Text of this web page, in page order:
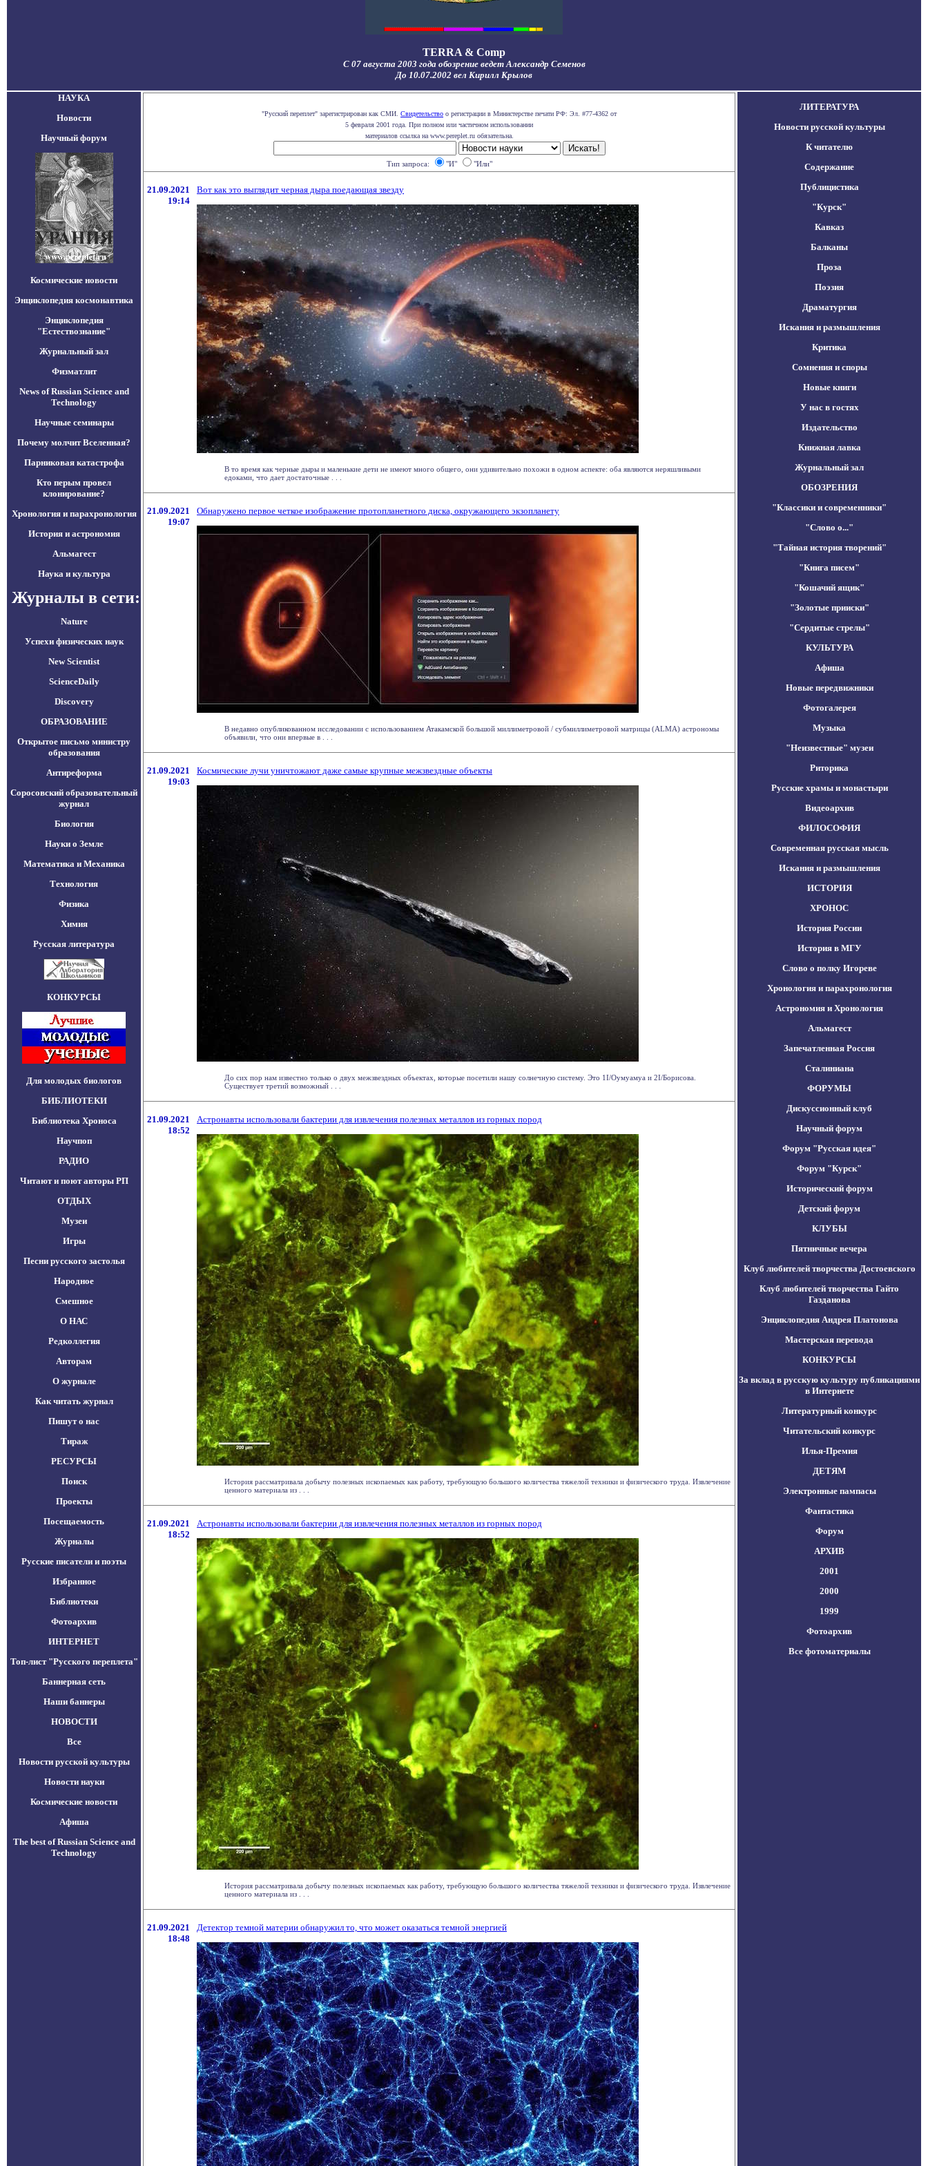
TERRA & Comp
С 07 августа 2003 года обозрение ведет Александр Семенов
До 10.07.2002 вел Кирилл Крылов
НАУКА
Новости
Научный форум
Космические новости
Энциклопедия космонавтика
Энциклопедия
"Естествознание"
Журнальный зал
Физматлит
News of Russian Science and
Technology
Научные семинары
Почему молчит Вселенная?
Парниковая катастрофа
Кто перым провел
клонирование?
Хронология и парахронология
История и астрономия
Альмагест
Наука и культура
Журналы в сети:
Nature
Успехи физических наук
New Scientist
ScienceDaily
Discovery
ОБРАЗОВАНИЕ
Открытое письмо министру
образования
Антиреформа
Соросовский образовательный
журнал
Биология
Науки о Земле
Математика и Механика
Технология
Физика
Химия
Русская литература
КОНКУРСЫ
Для молодых биологов
БИБЛИОТЕКИ
Библиотека Хроноса
Научпоп
РАДИО
Читают и поют авторы РП
ОТДЫХ
Музеи
Игры
Песни русского застолья
Народное
Смешное
О НАС
Редколлегия
Авторам
О журнале
Как читать журнал
Пишут о нас
Тираж
РЕСУРСЫ
Поиск
Проекты
Посещаемость
Журналы
Русские писатели и поэты
Избранное
Библиотеки
Фотоархив
ИНТЕРНЕТ
Топ-лист "Русского переплета"
Баннерная сеть
Наши баннеры
НОВОСТИ
Все
Новости русской культуры
Новости науки
Космические новости
Афиша
The best of Russian Science and
Technology
"Русский переплет" зарегистрирован как СМИ. Свидетельство о регистрации в Министерстве печати РФ: Эл. #77-4362 от
5 февраля 2001 года. При полном или частичном использовании
материалов ссылка на www.pereplet.ru обязательна.
Тип запроса: "И" "Или"
21.09.2021
19:14
Вот как это выглядит черная дыра поедающая звезду
В то время как черные дыры и маленькие дети не имеют много общего, они удивительно похожи в одном аспекте: оба являются неряшливыми
едоками, что дает достаточные . . .
21.09.2021
19:07
Обнаружено первое четкое изображение протопланетного диска, окружающего экзопланету
В недавно опубликованном исследовании с использованием Атакамской большой миллиметровой / субмиллиметровой матрицы (ALMA) астрономы
объявили, что они впервые в . . .
21.09.2021
19:03
Космические лучи уничтожают даже самые крупные межзвездные объекты
До сих пор нам известно только о двух межзвездных объектах, которые посетили нашу солнечную систему. Это 1I/Оумуамуа и 2I/Борисова.
Существует третий возможный . . .
21.09.2021
18:52
Астронавты использовали бактерии для извлечения полезных металлов из горных пород
История рассматривала добычу полезных ископаемых как работу, требующую большого количества тяжелой техники и физического труда. Извлечение
ценного материала из . . .
21.09.2021
18:52
Астронавты использовали бактерии для извлечения полезных металлов из горных пород
История рассматривала добычу полезных ископаемых как работу, требующую большого количества тяжелой техники и физического труда. Извлечение
ценного материала из . . .
21.09.2021
18:48
Детектор темной материи обнаружил то, что может оказаться темной энергией
ЛИТЕРАТУРА
Новости русской культуры
К читателю
Содержание
Публицистика
"Курск"
Кавказ
Балканы
Проза
Поэзия
Драматургия
Искания и размышления
Критика
Сомнения и споры
Новые книги
У нас в гостях
Издательство
Книжная лавка
Журнальный зал
ОБОЗРЕНИЯ
"Классики и современники"
"Слово о..."
"Тайная история творений"
"Книга писем"
"Кошачий ящик"
"Золотые прииски"
"Сердитые стрелы"
КУЛЬТУРА
Афиша
Новые передвижники
Фотогалерея
Музыка
"Неизвестные" музеи
Риторика
Русские храмы и монастыри
Видеоархив
ФИЛОСОФИЯ
Современная русская мысль
Искания и размышления
ИСТОРИЯ
ХРОНОС
История России
История в МГУ
Слово о полку Игореве
Хронология и парахронология
Астрономия и Хронология
Альмагест
Запечатленная Россия
Сталиниана
ФОРУМЫ
Дискуссионный клуб
Научный форум
Форум "Русская идея"
Форум "Курск"
Исторический форум
Детский форум
КЛУБЫ
Пятничные вечера
Клуб любителей творчества Достоевского
Клуб любителей творчества Гайто
Газданова
Энциклопедия Андрея Платонова
Мастерская перевода
КОНКУРСЫ
За вклад в русскую культуру публикациями
в Интернете
Литературный конкурс
Читательский конкурс
Илья-Премия
ДЕТЯМ
Электронные пампасы
Фантастика
Форум
АРХИВ
2001
2000
1999
Фотоархив
Все фотоматериалы